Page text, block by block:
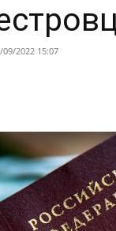
09/2022 15:07